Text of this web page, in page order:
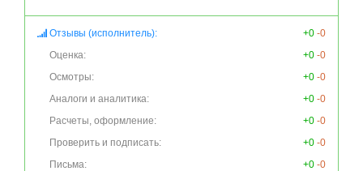
Отзывы (исполнитель): +0 -0
Оценка:
+0 -0
Осмотры:
+0 -0
Аналоги и аналитика:
+0 -0
Расчеты, оформление:
+0 -0
Проверить и подписать:
+0 -0
Письма:
+0 -0